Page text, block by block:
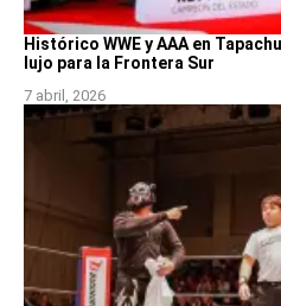
Histórico WWE y AAA en
lujo para la Frontera Sur
7 abril, 2026